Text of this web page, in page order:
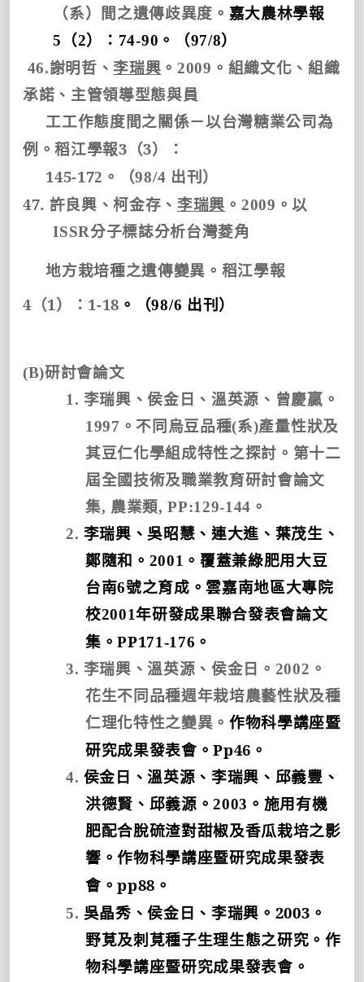
（系）間之遺傳歧異度。 嘉大農林學報
5 （2）： 74-90 。（97/8）
46.謝明哲、李瑞興 。2009 。組織文化、組織
承諾、主管領導型態與員
工工作態度間之關係－以台灣糖業公司為
例。稻江學報3 （3）：
145-172 。（98/4 出刊）
47. 許良興、柯金存、李瑞興 。 2009 。以
ISSR分子標誌分析台灣菱角
地方栽培種之遺傳變異。 稻江學報
4 （1）： 1-18 。（98/6 出刊）
(B)研討會論文
1. 李瑞興、侯金日、溫英源、曾慶贏。
1997 。不同烏豆品種(系)產量性狀及
其豆仁化學組成特性之探討。第十二
屆全國技術及職業教育研討會論文
集, 農業類, PP:129-144 。
2. 李瑞興、吳昭慧、連大進、葉茂生、
鄭隨和。 2001 。覆蓋兼綠肥用大豆
台南6號之育成。雲嘉南地區大專院
校2001年研發成果聯合發表會論文
集。PP171-176 。
3. 李瑞興、溫英源、侯金日。 2002 。
花生不同品種週年栽培農藝性狀及種
仁理化特性之變異。作物科學講座暨
研究成果發表會。Pp46 。
4. 侯金日、溫英源、李瑞興、邱義豐、
洪德賢、邱義源。2003 。施用有機
肥配合脫硫渣對甜椒及香瓜栽培之影
響。作物科學講座暨研究成果發表
會。pp88 。
5. 吳晶秀、侯金日、李瑞興。 2003 。
野莧及刺莧種子生理生態之研究。作
物科學講座暨研究成果發表會。